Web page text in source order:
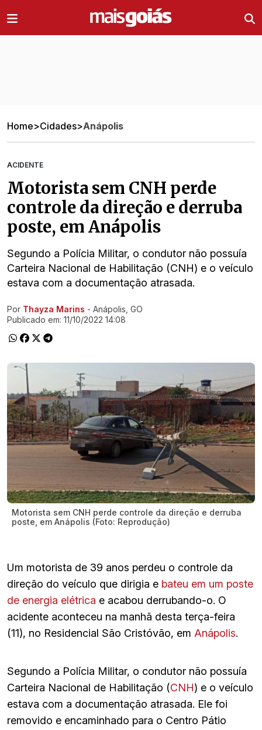
Home>Cidades>Anápolis
ACIDENTE
Motorista sem CNH perde
controle da direção e derruba
poste, em Anápolis
Segundo a Polícia Militar, o condutor não possuía
Carteira Nacional de Habilitação (CNH) e o veículo
estava com a documentação atrasada.
Ir direto pra matéria
Por Thayza Marins - Anápolis, GO
Publicado em: 11/10/2022 14:08
Motorista sem CNH perde controle da direção e derruba
poste, em Anápolis (Foto: Reprodução)
Um motorista de 39 anos perdeu o controle da
direção do veículo que dirigia e bateu em um poste
de energia elétrica e acabou derrubando-o. O
acidente aconteceu na manhã desta terça-feira
(11), no Residencial São Cristóvão, em Anápolis.
Segundo a Polícia Militar, o condutor não possuía
Carteira Nacional de Habilitação (CNH) e o veículo
estava com a documentação atrasada. Ele foi
removido e encaminhado para o Centro Pátio